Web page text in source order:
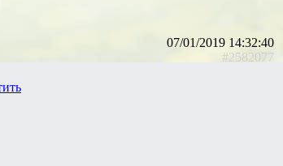
07/01/2019 14:32:40
#2582077